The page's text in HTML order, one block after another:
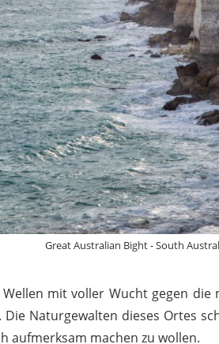
Great Australian Bight - South
mit voller Wucht gegen die
Naturgewalten dieses Ortes
aufmerksam machen zu wollen.